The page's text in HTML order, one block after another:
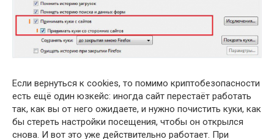
Если вернуться к cookies, то помимо криптобезопасности
есть ещё один юзкейс: иногда сайт перестаёт работать
так, как вы от него ожидаете, и нужно почистить куки, как
бы стереть настройки посещения, чтобы он открылся
снова. И вот это уже действительно работает. При